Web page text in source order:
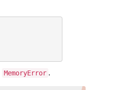
MemoryError .